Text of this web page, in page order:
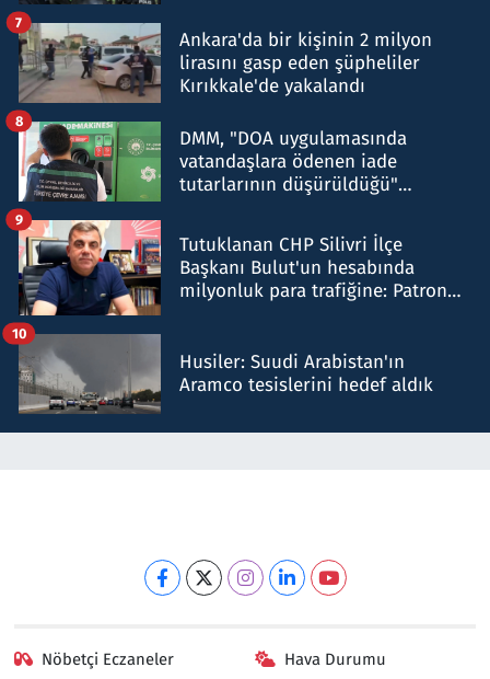
Ankara'da bir kişinin 2 milyon
lirasını gasp eden şüpheliler
Kırıkkale'de yakalandı
7
DMM, "DOA uygulamasında
vatandaşlara ödenen iade
tutarlarının düşürüldüğü"
8
Tutuklanan CHP Silivri İlçe
Başkanı Bulut'un hesabında
milyonluk para trafiğine: Patron
9
Husiler: Suudi Arabistan'ın
Aramco tesislerini hedef aldık
10
Nöbetçi Eczaneler Hava Durumu